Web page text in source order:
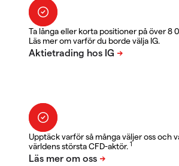
Ta långa eller korta positioner på över 8
Läs mer om varför du borde välja IG.
Upptäck varför så många väljer oss och
världens största CFD-aktör. 1